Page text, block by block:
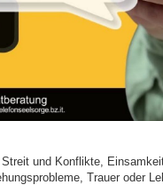
und Konflikte,
Trauer oder